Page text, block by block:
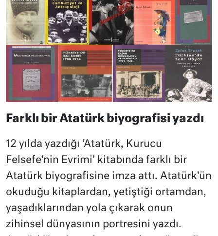
Farklı bir Atatürk biyografisi yazdı
12 yılda yazdığı ‘Atatürk, Kurucu
Felsefe’nin Evrimi’ kitabında farklı bir
Atatürk biyografisine imza attı. Atatürk’ün
okuduğu kitaplardan, yetiştiği ortamdan,
yaşadıklarından yola çıkarak onun
zihinsel dünyasının portresini yazdı.